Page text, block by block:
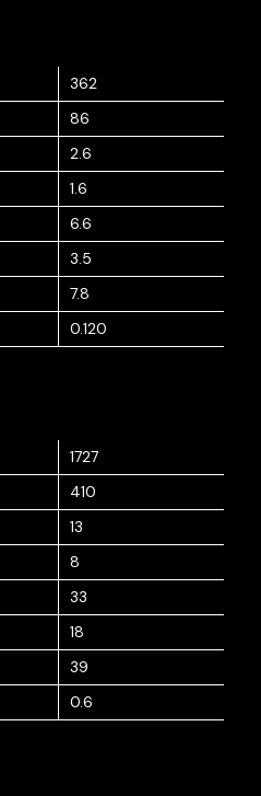
362
86
2.6
1.6
6.6
3.5
7.8
0.120
1727
410
13
8
33
18
39
0.6